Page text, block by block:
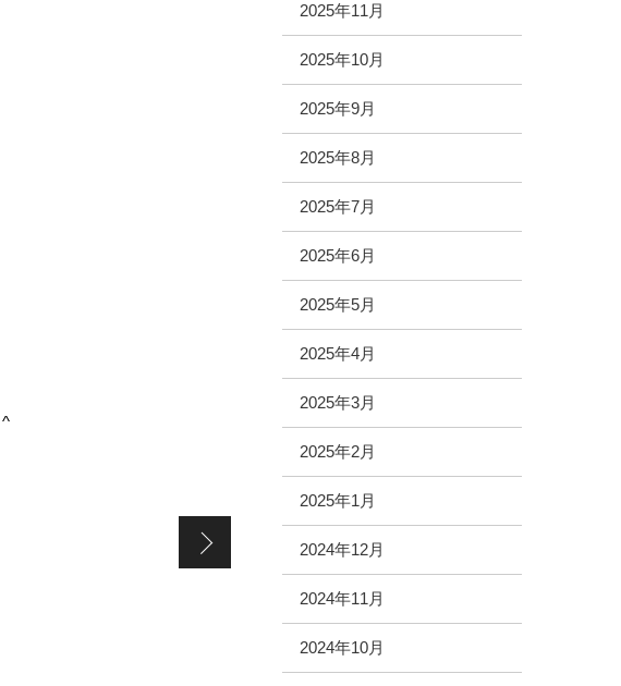
京都に行ってきました～♪
2025年11月
2025年10月
2025年9月
2025年8月
2025年7月
2025年6月
2025年5月
2025年4月
2025年3月
2025年2月
2025年1月
2024年12月
2024年11月
2024年10月